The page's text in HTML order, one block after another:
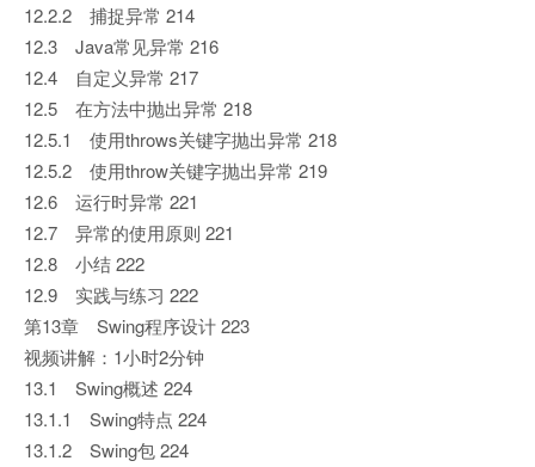
12.2.2 捕捉异常 214
12.3 Java常见异常 216
12.4 自定义异常 217
12.5 在方法中抛出异常 218
12.5.1 使用throws关键字抛出异常 218
12.5.2 使用throw关键字抛出异常 219
12.6 运行时异常 221
12.7 异常的使用原则 221
12.8 小结 222
12.9 实践与练习 222
第13章 Swing程序设计 223
视频讲解：1小时2分钟
13.1 Swing概述 224
13.1.1 Swing特点 224
13.1.2 Swing包 224